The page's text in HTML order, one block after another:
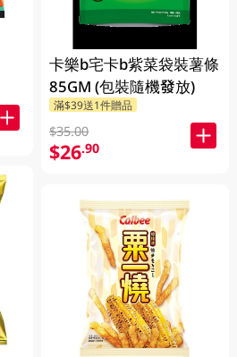
卡樂b宅卡b紫菜袋裝薯條
85GM (包裝隨機發放)
滿$39送1件贈品
$35.00
$26.90